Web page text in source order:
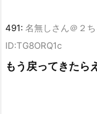
491: 名無しさん＠２
ID:TG8ORQ1c
もう戻ってきたら